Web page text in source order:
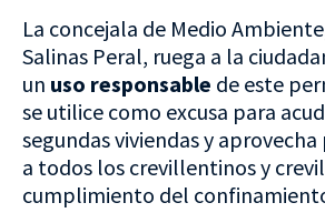
La concejala de Medio
Salinas Peral, ruega a la
un uso responsable de este
se utilice como excusa para
segundas viviendas y
a todos los crevillentinos y
cumplimiento del